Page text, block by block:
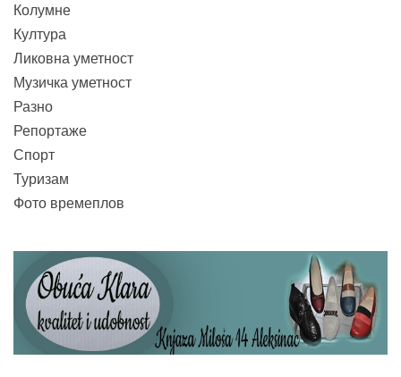
Колумне
Култура
Ликовна уметност
Музичка уметност
Разно
Репортаже
Спорт
Туризам
Фото времеплов